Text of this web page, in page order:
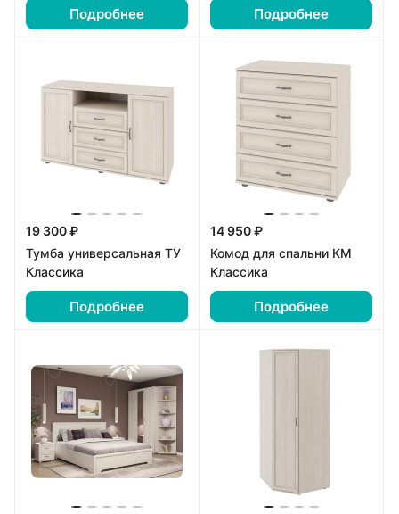
Подробнее Подробнее
19 300 ₽
Тумба универсальная ТУ
Классика
Подробнее
14 950 ₽
Комод для спальни КМ
Классика
Подробнее